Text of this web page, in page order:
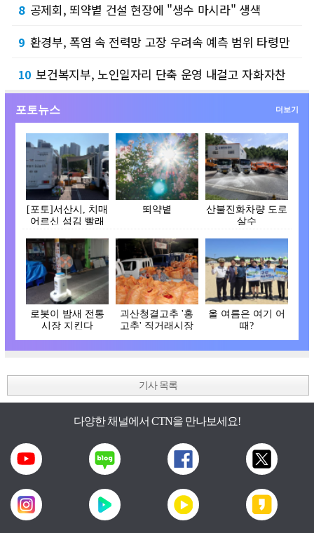
8 공제회, 뙤약볕 건설 현장에 "생수 마시라" 생색
9 환경부, 폭염 속 전력망 고장 우려속 예측 범위 타령만
10 보건복지부, 노인일자리 단축 운영 내걸고 자화자찬
포토뉴스 더보기
[포토]서산시, 치매
어르신 섬김 빨래
뙤약볕
산불진화차량 도로
살수
로봇이 밤새 전통
시장 지킨다
괴산청결고추 '홍
고추' 직거래시장
올 여름은 여기 어
때?
기사 목록
다양한 채널에서 CTN을 만나보세요!